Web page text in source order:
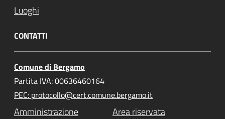
Luoghi
CONTATTI
Comune di Bergamo
Partita IVA: 00636460164
PEC: protocollo@cert.comune.bergamo.it
Amministrazione
Area riservata